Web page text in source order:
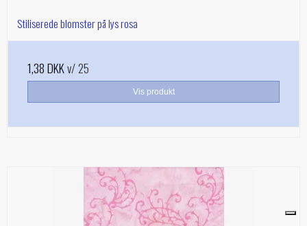
Stiliserede blomster på lys rosa
1,38 DKKv/ 25
Vis produkt